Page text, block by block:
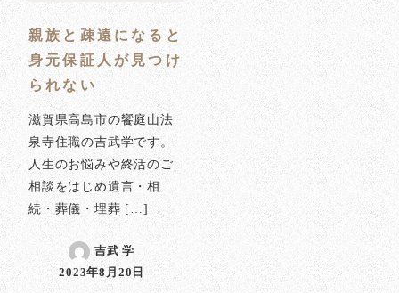
親族と疎遠になると
身元保証人が見つけ
られない
滋賀県高島市の饗庭山法
泉寺住職の吉武学です。
人生のお悩みや終活のご
相談をはじめ遺言・相
続・葬儀・埋葬 […]
吉武 学
投稿日
2023年8月20日